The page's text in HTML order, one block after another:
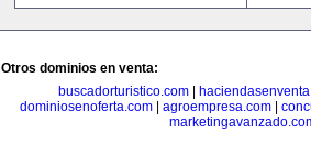
Otros dominios en venta:
buscadorturistico.com|
dominiosenoferta.com| agroempresa.com|